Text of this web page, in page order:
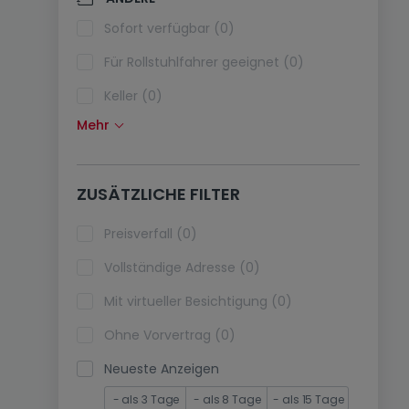
Klimaanlagen (0)
Glasfaser (0)
Sofort verfügbar (0)
Für Rollstuhlfahrer geeignet (0)
Keller (0)
Dachboden (0)
Fahrstuhl (0)
immobilienleibrente (0)
Ferienimmobilien (0)
Mehr
ZUSÄTZLICHE FILTER
Preisverfall (0)
Vollständige Adresse (0)
Mit virtueller Besichtigung (0)
Ohne Vorvertrag (0)
Neueste Anzeigen
- als 3 Tage - als 8 Tage - als 15 Tage